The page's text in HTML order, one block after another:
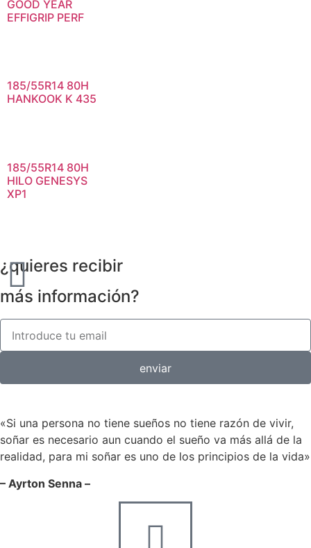
GOOD YEAR
EFFIGRIP PERF
185/55R14 80H
HANKOOK K 435
185/55R14 80H
HILO GENESYS
XP1
¿quieres recibir
más información?
enviar
«Si una persona no tiene sueños no tiene razón de vivir,
soñar es necesario aun cuando el sueño va más allá de la
realidad, para mi soñar es uno de los principios de la vida»
– Ayrton Senna –